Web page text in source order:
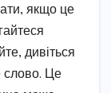
якщо це
дивіться
слово. Це